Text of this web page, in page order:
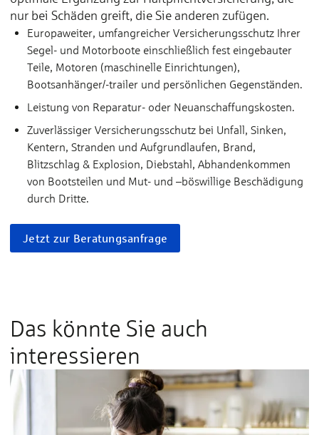
nur bei Schäden greift, die Sie anderen zufügen.
Europaweiter, umfangreicher Versicherungsschutz Ihrer
Segel- und Motorboote einschließlich fest eingebauter
Teile, Motoren (maschinelle Einrichtungen),
Bootsanhänger/-trailer und persönlichen Gegenständen.
Leistung von Reparatur- oder Neuanschaffungskosten.
Zuverlässiger Versicherungsschutz bei Unfall, Sinken,
Kentern, Stranden und Aufgrundlaufen, Brand,
Blitzschlag & Explosion, Diebstahl, Abhandenkommen
von Bootsteilen und Mut- und –böswillige Beschädigung
durch Dritte.
Jetzt zur Beratungsanfrage
Das könnte Sie auch
interessieren